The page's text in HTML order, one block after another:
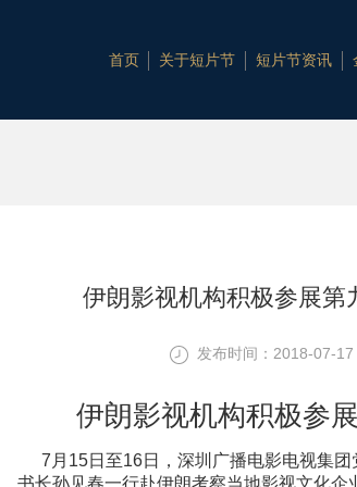
首页 关于短片节 短片节资讯
伊朗影视机构积极参展第
发布时间：2018-07-
伊朗影视机构积极参
7月15日至16日，深圳广播电影电视集
书长孙见春一行赴伊朗考察当地影视文化